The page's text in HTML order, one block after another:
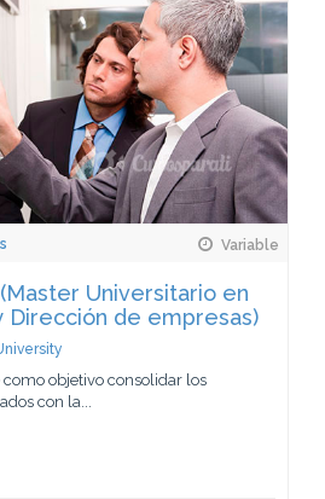
Variable
Universitario en
Dirección de empresas)
objetivo consolidar los
con la...